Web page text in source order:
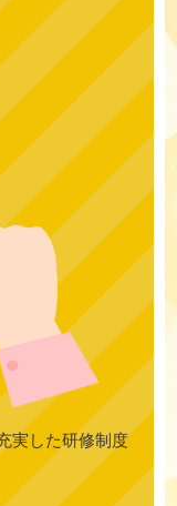
実した研修制度